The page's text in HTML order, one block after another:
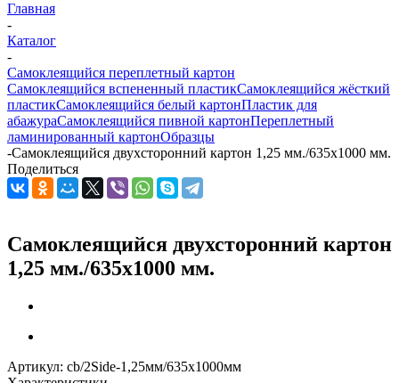
Главная
-
Каталог
-
Самоклеящийся переплетный картон
Самоклеящийся вспененный пластикСамоклеящийся жёсткий
пластикСамоклеящийся белый картонПластик для
абажураСамоклеящийся пивной картонПереплетный
ламинированный картонОбразцы
-Самоклеящийся двухсторонний картон 1,25 мм./635х1000 мм.
Поделиться
Самоклеящийся двухсторонний картон
1,25 мм./635х1000 мм.
Артикул: cb/2Side-1,25мм/635х1000мм